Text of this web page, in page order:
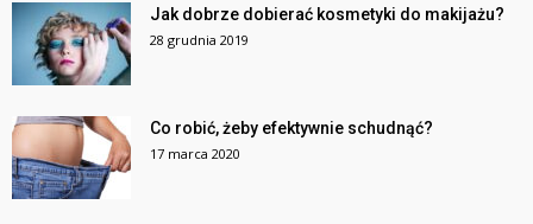
Jak dobrze dobierać kosmetyki do makijażu?
28 grudnia 2019
Co robić, żeby efektywnie schudnąć?
17 marca 2020